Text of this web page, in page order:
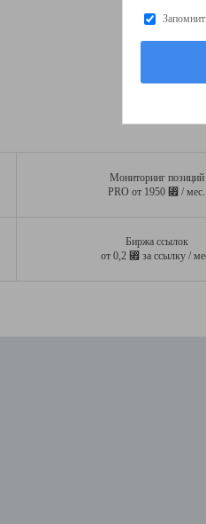
Мониторинг позиций
PRO от 1950 ⃏ / мес.
Биржа ссылок
от 0,2 ⃏ за ссылку /